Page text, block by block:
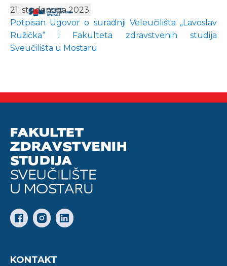
21. studenoga 2023.
Potpisan Ugovor o suradnji Veleučilišta „Lavoslav
Ružička“ i Fakulteta zdravstvenih studija
Sveučilišta u Mostaru
KONTAKT